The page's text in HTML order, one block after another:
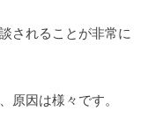
されることが非常に
原因は様々です。